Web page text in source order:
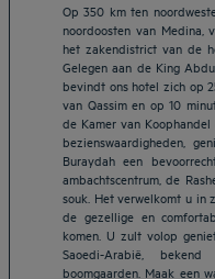
Op 350 km ten
noordoosten van Medina,
het zakendistrict van de
Gelegen aan de King
bevindt ons hotel zich op
van Qassim en op 10
de Kamer van
bezienswaardigheden,
Buraydah een
ambachtscentrum, de
souk. Het verwelkomt u in
de gezellige en
komen. U zult volop
Saoedi-Arabië,
boomgaarden. Maak een
Hotels in Breda